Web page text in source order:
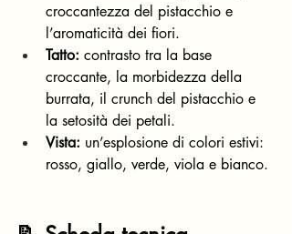
croccantezza del pistacchio e
l’aromaticità dei fiori.
Tatto: contrasto tra la base
croccante, la morbidezza della
burrata, il crunch del pistacchio e
la setosità dei petali.
Vista: un’esplosione di colori estivi:
rosso, giallo, verde, viola e bianco.